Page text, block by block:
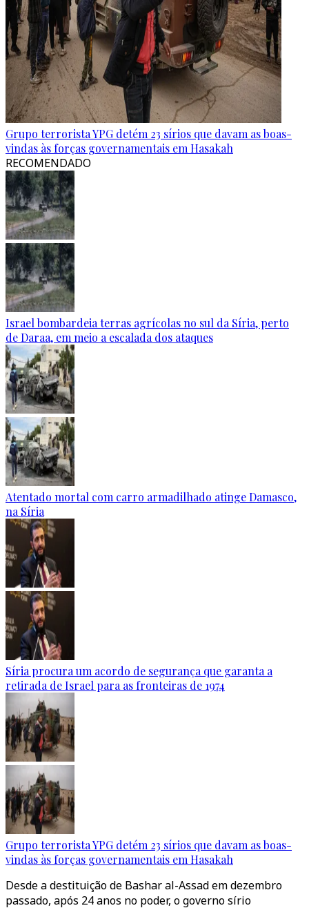
Grupo terrorista YPG detém 23 sírios que davam as boas-
vindas às forças governamentais em Hasakah
RECOMENDADO
Israel bombardeia terras agrícolas no sul da Síria, perto
de Daraa, em meio a escalada dos ataques
Atentado mortal com carro armadilhado atinge Damasco,
na Síria
Síria procura um acordo de segurança que garanta a
retirada de Israel para as fronteiras de 1974
Grupo terrorista YPG detém 23 sírios que davam as boas-
vindas às forças governamentais em Hasakah
Desde a destituição de Bashar al-Assad em dezembro
passado, após 24 anos no poder, o governo sírio